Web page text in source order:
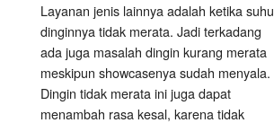
Layanan jenis lainnya adalah ketika suhu
dinginnya tidak merata. Jadi terkadang
ada juga masalah dingin kurang merata
meskipun showcasenya sudah menyala.
Dingin tidak merata ini juga dapat
menambah rasa kesal, karena tidak